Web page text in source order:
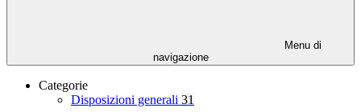
Menu di
navigazione
Categorie
Disposizioni generali 31